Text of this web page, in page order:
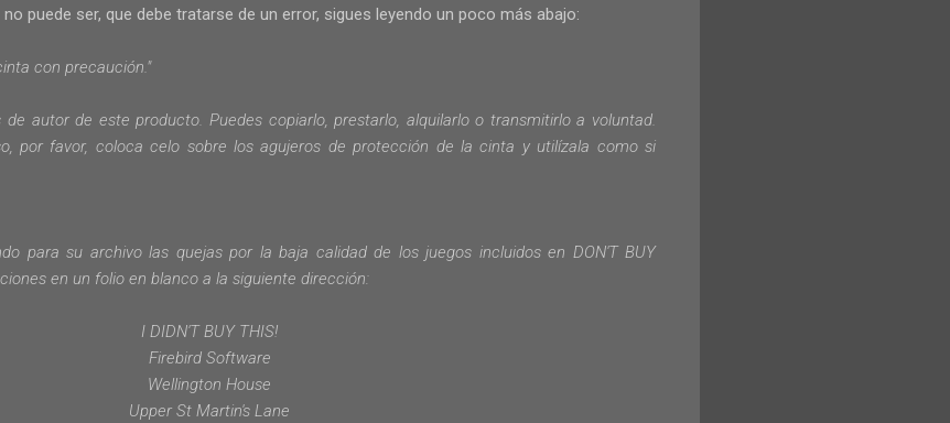
puede ser, que debe tratarse de un error, sigues leyendo un poco más abajo:
con precaución."
de autorde este producto. Puedes copiarlo, prestarlo, alquilarlo o transmitirlo a voluntad.
por favor, coloca celo sobre los agujeros de protección de la cinta y utilízala comosi
para su archivo las quejas por la baja calidad de los juegos incluidos en DON'T BUY
en un folio en blanco a la siguiente dirección:
I DIDN'T BUY THIS!
Firebird Software
Wellington House
Upper St Martin's Lane